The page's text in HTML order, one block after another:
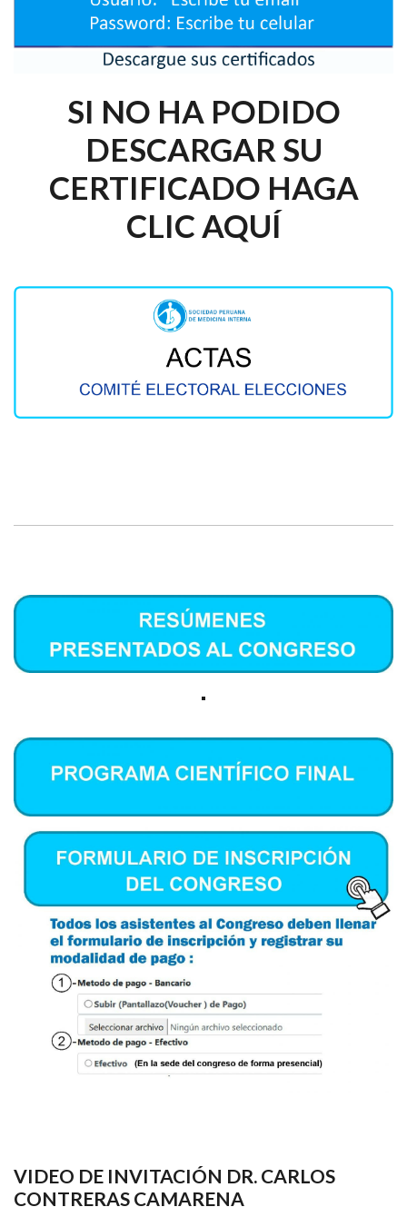
SI NO HA PODIDO
DESCARGAR SU
CERTIFICADO HAGA
CLIC AQUÍ
VIDEO DE INVITACIÓN DR. CARLOS
CONTRERAS CAMARENA